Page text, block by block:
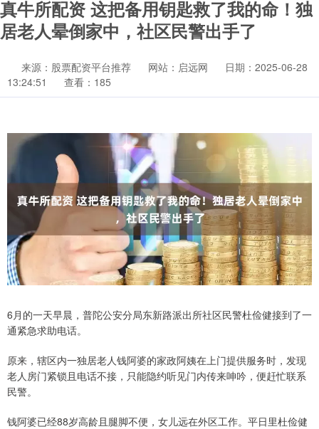
真牛所配资 这把备用钥匙救了我的命！独
居老人晕倒家中，社区民警出手了
来源：股票配资平台推荐 网站：启远网
日期：2025-06-28
13:24:51
查看：185
6月的一天早晨，普陀公安分局东新路派出所社区民警杜俭健接到了一
通紧急求助电话。
原来，辖区内一独居老人钱阿婆的家政阿姨在上门提供服务时，发现
老人房门紧锁且电话不接，只能隐约听见门内传来呻吟，便赶忙联系
民警。
钱阿婆已经88岁高龄且腿脚不便，女儿远在外区工作。平日里杜俭健